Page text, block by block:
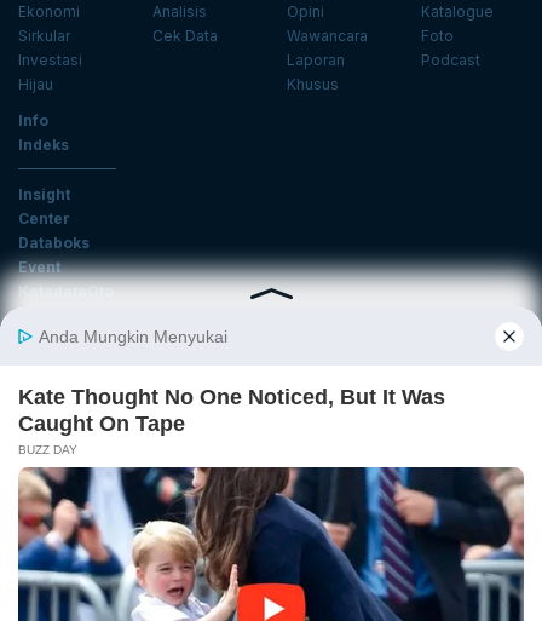
Ekonomi
Sirkular
Investasi
Hijau
Analisis
Cek Data
Opini
Wawancara
Laporan
Khusus
Katalogue
Foto
Podcast
Info
Indeks
Insight
Center
Databoks
Event
KatadataOto
Email
Tentang Katadata Advertising
Pedoman Media Siber
Kebijakan Privasi
Disclaimer
Hubungi Kami